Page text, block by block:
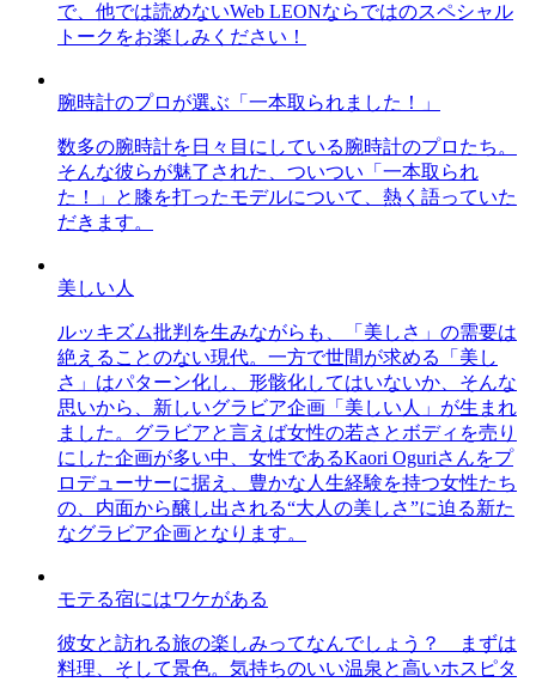
で、他では読めないWeb LEONならではのスペシャル
トークをお楽しみください！
腕時計のプロが選ぶ「一本取られました！」
数多の腕時計を日々目にしている腕時計のプロたち。
そんな彼らが魅了された、ついつい「一本取られ
た！」と膝を打ったモデルについて、熱く語っていた
だきます。
美しい人
ルッキズム批判を生みながらも、「美しさ」の需要は
絶えることのない現代。一方で世間が求める「美し
さ」はパターン化し、形骸化してはいないか、そんな
思いから、新しいグラビア企画「美しい人」が生まれ
ました。グラビアと言えば女性の若さとボディを売り
にした企画が多い中、女性であるKaori Oguriさんをプ
ロデューサーに据え、豊かな人生経験を持つ女性たち
の、内面から醸し出される“大人の美しさ”に迫る新た
なグラビア企画となります。
モテる宿にはワケがある
彼女と訪れる旅の楽しみってなんでしょう？ まずは
料理、そして景色。気持ちのいい温泉と高いホスピタ